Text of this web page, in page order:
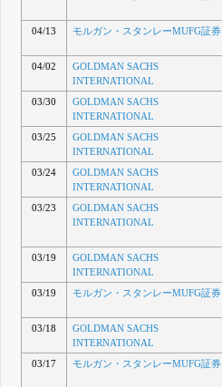
04/13
モルガン・スタンレーMUFG証券
04/02
GOLDMAN SACHS
INTERNATIONAL
03/30
GOLDMAN SACHS
INTERNATIONAL
03/25
GOLDMAN SACHS
INTERNATIONAL
03/24
GOLDMAN SACHS
INTERNATIONAL
03/23
GOLDMAN SACHS
INTERNATIONAL
03/19
GOLDMAN SACHS
INTERNATIONAL
03/19
モルガン・スタンレーMUFG証券
03/18
GOLDMAN SACHS
INTERNATIONAL
03/17
モルガン・スタンレーMUFG証券